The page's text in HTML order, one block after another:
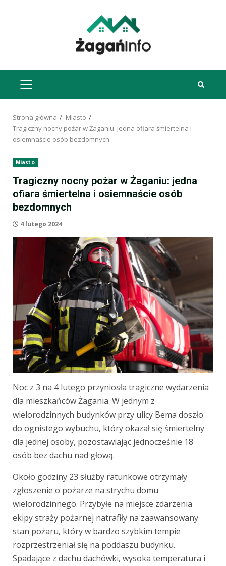
MENU
GŁÓWNE
Strona główna
Miasto
Tragiczny nocny pożar w Żaganiu: jedna ofiara śmiertelna i
osiemnaście osób bezdomnych
Miasto
Tragiczny nocny pożar w Żaganiu: jedna
ofiara śmiertelna i osiemnaście osób
bezdomnych
4 lutego 2024
Noc z 3 na 4 lutego przyniosła tragiczne wydarzenia
dla mieszkańców Żagania. W jednym z
wielorodzinnych budynków przy ulicy Bema doszło
do ognistego wybuchu, który okazał się śmiertelny
dla jednej osoby, pozostawiając jednocześnie 18
osób bez dachu nad głową.
Około godziny 23 służby ratunkowe otrzymały
zgłoszenie o pożarze na strychu domu
wielorodzinnego. Przybyłe na miejsce zdarzenia
ekipy straży pożarnej natrafiły na zaawansowany
stan pożaru, który w bardzo szybkim tempie
rozprzestrzeniał się na poddaszu budynku.
Spadające z dachu dachówki, wysoka temperatura i